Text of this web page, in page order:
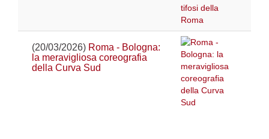
(20/03/2026) Roma - Bologna:
la meravigliosa coreografia
della Curva Sud